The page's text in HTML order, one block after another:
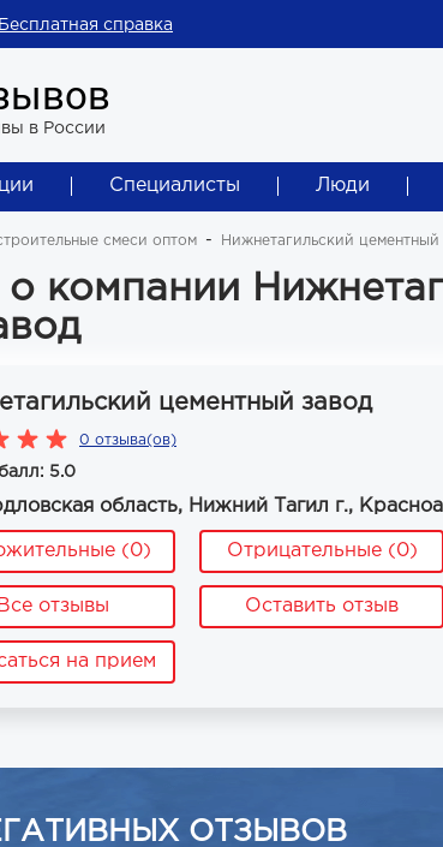
Бесплатная справка
в России
Специалисты Люди
смеси оптом Нижнетагильский цементный
компании
цементный завод
0 отзыва(ов)
5.0
область, Нижний Тагил г.,
(0) Отрицательные (0)
Все отзывы Оставить отзыв
на прием
ОТЗЫВОВ